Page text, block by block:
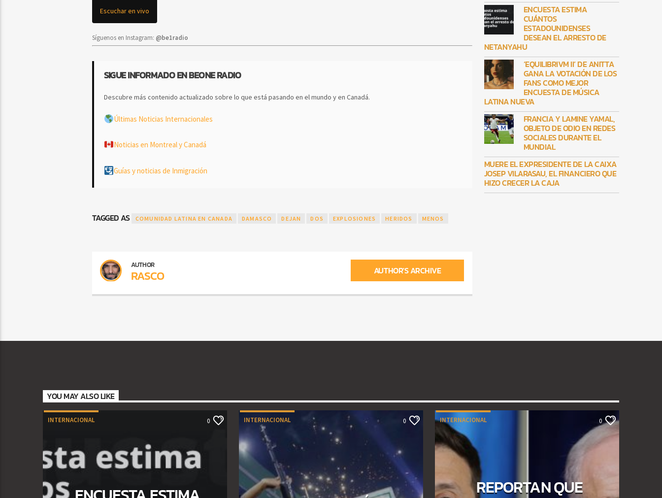
Escuchar en vivo
Síguenos en Instagram: @be1radio
SIGUE INFORMADO EN BEONE RADIO
Descubre más contenido actualizado sobre lo que está pasando en el mundo y en Canadá.
Últimas Noticias Internacionales
Noticias en Montreal y Canadá
Guías y noticias de Inmigración
TAGGED AS COMUNIDAD LATINA EN CANADA DAMASCO DEJAN DOS EXPLOSIONES HERIDOS MENOS
AUTHOR
RASCO AUTHOR'S ARCHIVE
ENCUESTA ESTIMA
CUÁNTOS
ESTADOUNIDENSES
DESEAN EL ARRESTO DE
NETANYAHU
‘EQUILIBRIVM II’ DE ANITTA
GANA LA VOTACIÓN DE LOS
FANS COMO MEJOR
ENCUESTA DE MÚSICA
LATINA NUEVA
FRANCIA Y LAMINE YAMAL,
OBJETO DE ODIO EN REDES
SOCIALES DURANTE EL
MUNDIAL
MUERE EL EXPRESIDENTE DE LA CAIXA
JOSEP VILARASAU, EL FINANCIERO QUE
HIZO CRECER LA CAJA
YOU MAY ALSO LIKE
INTERNACIONAL 0 INTERNACIONAL 0 INTERNACIONAL 0
REPORTAN QUE